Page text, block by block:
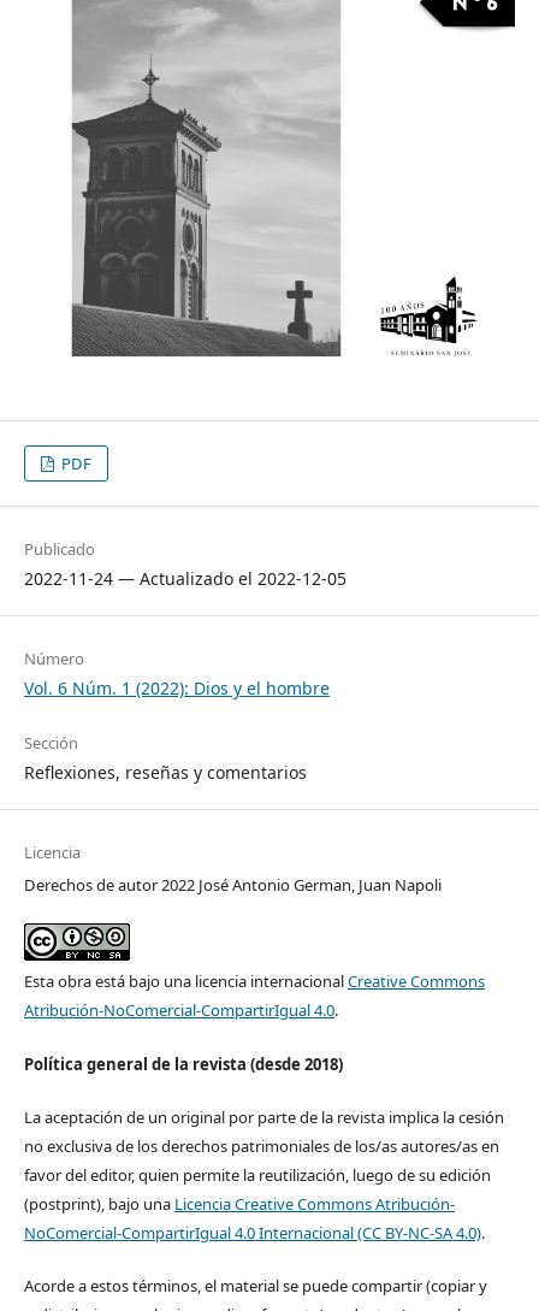
PDF
Publicado
2022-11-24 — Actualizado el 2022-12-05
Número
Vol. 6 Núm. 1 (2022): Dios y el hombre
Sección
Reflexiones, reseñas y comentarios
Licencia
Derechos de autor 2022 José Antonio German, Juan Napoli
Esta obra está bajo una licencia internacionalCreative Commons
Atribución-NoComercial-CompartirIgual 4.0.
Política general de la revista (desde 2018)
La aceptación de un original por parte de la revista implica la cesión
no exclusiva de los derechos patrimoniales de los/as autores/as en
favor del editor, quien permite la reutilización, luego de su edición
(postprint), bajo una Licencia Creative Commons Atribución-
NoComercial-CompartirIgual 4.0 Internacional (CC BY-NC-SA 4.0).
Acorde a estos términos, el material se puede compartir (copiar y